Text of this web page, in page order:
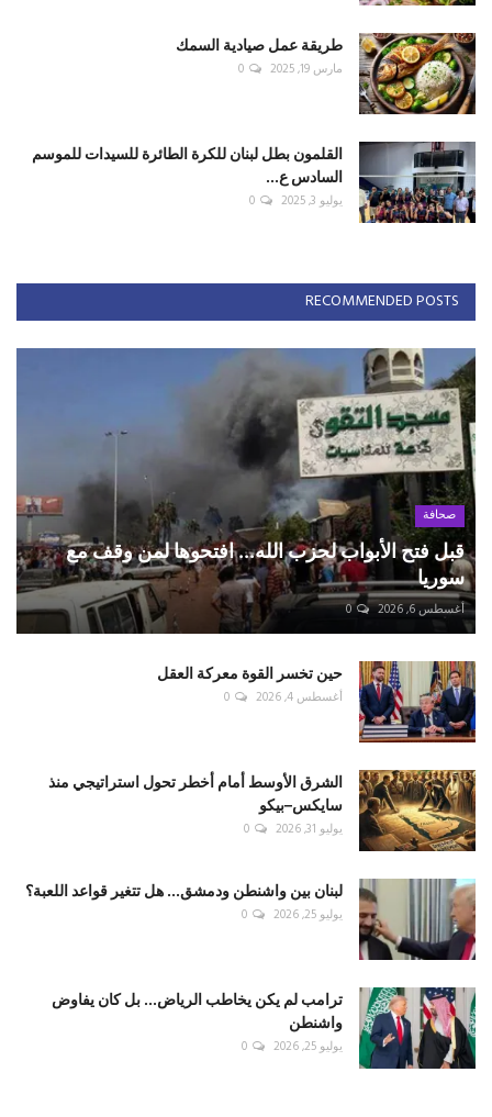
طريقة عمل صيادية السمك
مارس 19, 2025 0
القلمون بطل لبنان للكرة الطائرة للسيدات للموسم
السادس ع...
يوليو 3, 2025 0
RECOMMENDED POSTS
صحافة
قبل فتح الأبواب لحزب الله... افتحوها لمن وقف مع
سوريا
أغسطس 6, 2026 0
حين تخسر القوة معركة العقل
أغسطس 4, 2026 0
الشرق الأوسط أمام أخطر تحول استراتيجي منذ
سايكس–بيكو
يوليو 31, 2026 0
لبنان بين واشنطن ودمشق... هل تتغير قواعد اللعبة؟
يوليو 25, 2026 0
ترامب لم يكن يخاطب الرياض... بل كان يفاوض
واشنطن
يوليو 25, 2026 0